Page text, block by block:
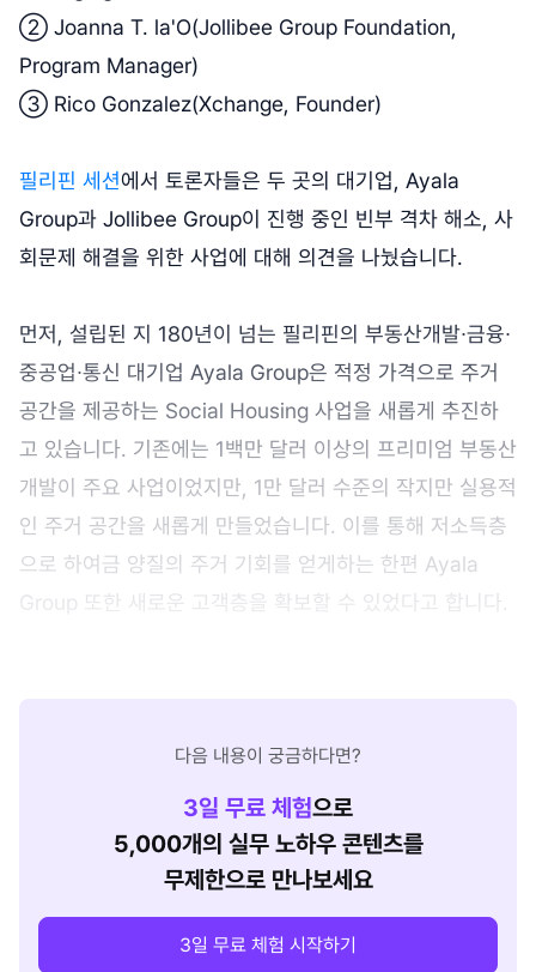
② Joanna T. la'O(Jollibee Group Foundation,
Program Manager)
③ Rico Gonzalez(Xchange, Founder)
필리핀 세션에서 토론자들은 두 곳의 대기업, Ayala
Group과 Jollibee Group이 진행 중인 빈부 격차 해소, 사
회문제 해결을 위한 사업에 대해 의견을 나눴습니다.
먼저, 설립된 지 180년이 넘는 필리핀의 부동산개발∙금융∙
중공업∙통신 대기업 Ayala Group은 적정 가격으로 주거
공간을 제공하는 Social Housing 사업을 새롭게 추진하
고 있습니다. 기존에는 1백만 달러 이상의 프리미엄 부동산
개발이 주요 사업이었지만, 1만 달러 수준의 작지만 실용적
인 주거 공간을 새롭게 만들었습니다. 이를 통해 저소득층
으로 하여금 양질의 주거 기회를 얻게하는 한편 Ayala
Group 또한 새로운 고객층을 확보할 수 있었다고 합니다.
다음 내용이 궁금하다면?
3일 무료 체험으로
5,000개의 실무 노하우 콘텐츠를
무제한으로 만나보세요
3일 무료 체험 시작하기